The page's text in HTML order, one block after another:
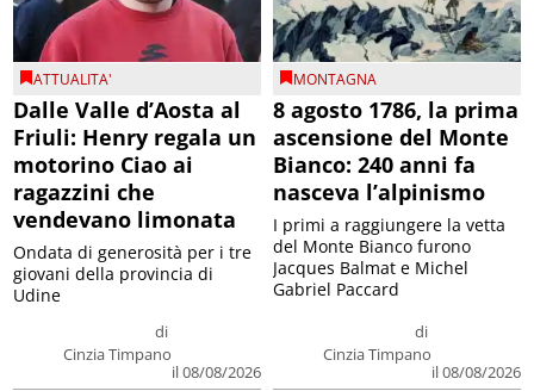
ATTUALITA'
Dalle Valle d’Aosta al
Friuli: Henry regala un
motorino Ciao ai
ragazzini che
vendevano limonata
di
Cinzia Timpano
il 08/08/2026
Ondata di generosità per i tre
giovani della provincia di
Udine
MONTAGNA
8 agosto 1786, la prima
ascensione del Monte
Bianco: 240 anni fa
nasceva l’alpinismo
di
Cinzia Timpano
il 08/08/2026
I primi a raggiungere la vetta
del Monte Bianco furono
Jacques Balmat e Michel
Gabriel Paccard